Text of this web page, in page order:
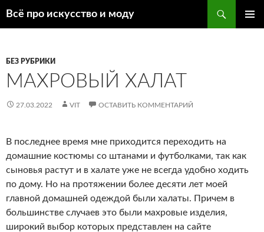
Всё про искусство и моду
БЕЗ РУБРИКИ
МАХРОВЫЙ ХАЛАТ
27.03.2022 VIT ОСТАВИТЬ КОММЕНТАРИЙ
В последнее время мне приходится переходить на
домашние костюмы со штанами и футболками, так как
сыновья растут и в халате уже не всегда удобно ходить
по дому. Но на протяжении более десяти лет моей
главной домашней одеждой были халаты. Причем в
большинстве случаев это были махровые изделия,
широкий выбор которых представлен на сайте